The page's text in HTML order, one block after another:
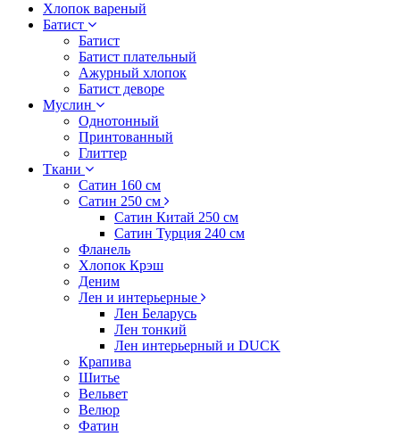
Хлопок вареный
Батист
Батист
Батист плательный
Ажурный хлопок
Батист деворе
Муслин
Однотонный
Принтованный
Глиттер
Ткани
Сатин 160 см
Сатин 250 см
Сатин Китай 250 см
Сатин Турция 240 см
Фланель
Хлопок Крэш
Деним
Лен и интерьерные
Лен Беларусь
Лен тонкий
Лен интерьерный и DUCK
Крапива
Шитье
Вельвет
Велюр
Фатин